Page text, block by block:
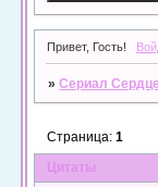
Привет, Гость!
»Сериал
Цитаты
Страница:1